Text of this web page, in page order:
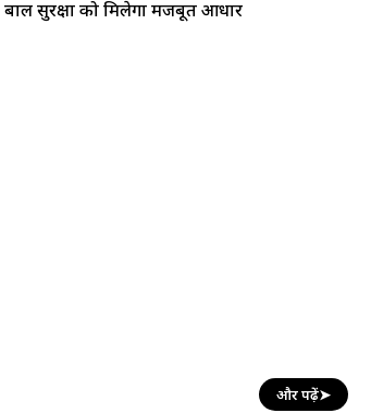
बाल सुरक्षा को मिलेगा मजबूत आधार
और पढ़ें➤